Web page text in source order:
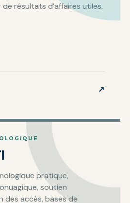
résultats d’affaires utiles.
↗
pratique,
soutien
des accès, bases de